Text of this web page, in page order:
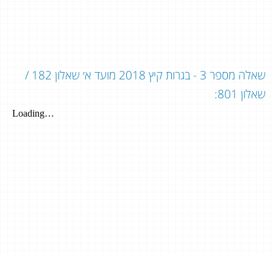
שאלה מספר 3 - בגרות קיץ 2018 מועד א׳ שאלון 182 /
שאלון 801: